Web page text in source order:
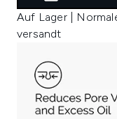
Auf Lager |
versandt